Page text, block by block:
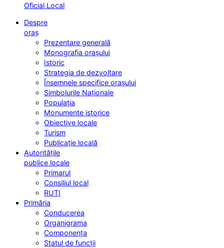
Oficial Local
Despre
oraș
Prezentare generală
Monografia orașului
Istoric
Strategia de dezvoltare
Însemnele specifice orașului
Simbolurile Naționale
Populația
Monumente istorice
Obiective locale
Turism
Publicație locală
Autoritățile
publice locale
Primarul
Consiliul local
RUTI
Primăria
Conducerea
Organigrama
Componența
Statul de funcții